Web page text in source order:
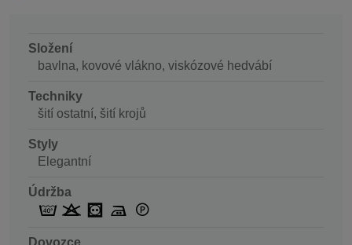
Složení
bavlna, kovové vlákno, viskózové hedvábí
Techniky
šití ostatní, šití krojů
Styly
Elegantní
Údržba